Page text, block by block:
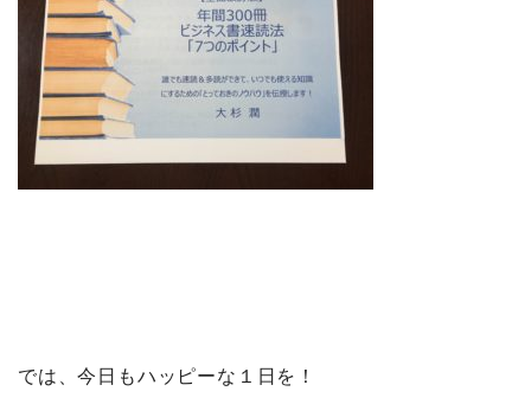
では、今日もハッピーな１日を！